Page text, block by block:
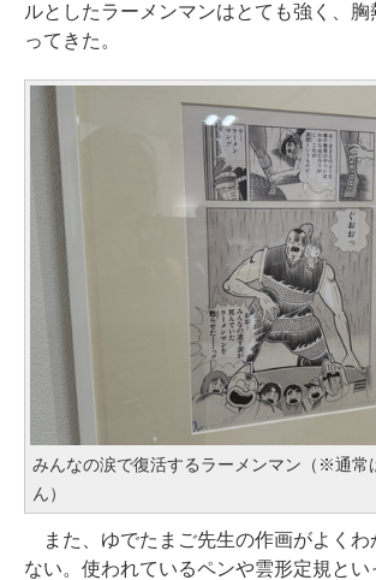
ルとしたラーメンマンはとても強く、
ってきた。
みんなの涙で復活するラーメンマン（※通常
ん）
また、ゆでたまご先生の作画がよくわ
ない。使われているペンや雲形定規とい